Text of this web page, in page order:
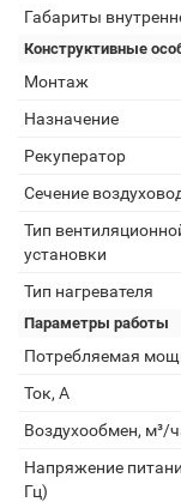
Габариты
Конструктивные
Монтаж
Назначение
Рекуператор
Сечение
Тип
установки
Тип нагревателя
Параметры работы
Потребляемая
Ток, А
Воздухообмен, м³/
Напряжение
Гц)